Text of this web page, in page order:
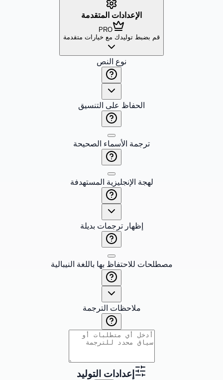
الإعدادات المتقدمة
PRO
قم بضبط توليدك مع خيارات متقدمة
نوع النص
الحفاظ على التنسيق
ترجمة الأسماء الصحيحة
لهجة الإنجليزية المستهدفة
إظهار ترجمات بديلة
مصطلحات للاحتفاظ بها باللغة النيبالية
ملاحظات الترجمة
إعدادات التوليد